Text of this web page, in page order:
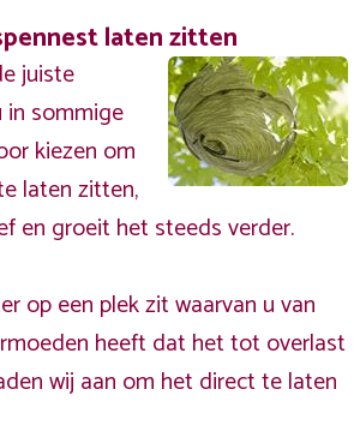
laten zitten
juiste
sommige
kiezen om
laten zitten,
en groeit het steeds verder.
op een plek zit waarvan u van
heeft dat het tot overlast
wij aan om het direct te laten